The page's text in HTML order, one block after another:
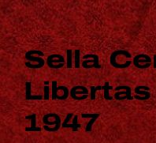
Sella
1947